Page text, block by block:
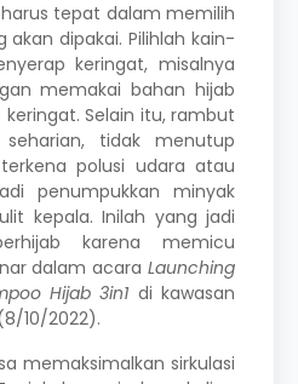
tepat dalam memilih
akan dipakai. Pilihlah kain-
keringat, misalnya
memakai bahan hijab
Selain itu, rambut
tidak menutup
polusi udara atau
penumpukkan minyak
kepala. Inilah yang jadi
karena memicu
dalam acara Launching
Hijab 3in1 di kawasan
10/2022).
memaksimalkan sirkulasi